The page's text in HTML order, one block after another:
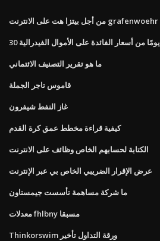
من أجل بيتزا هت على الانترنت grafenwoehr
30 يومًا من أسعار الفائدة على الأموال الفيدرالية
ما هو تقرير التصنيف الائتماني
قاموس تاجر الجملة
غاز النفط شيفرون
كيفية قراءة مخطط عمق كرة القدم
الكتابة لحسابهم الخاص وظائف على الانترنت
عرض الإقرار الضريبي الخاص بي عبر الإنترنت
ما شركة مساهمة تأسست جيمستاون
معدلات fhlbny مسبقا
Thinkorswim ورقة التداول تأخير